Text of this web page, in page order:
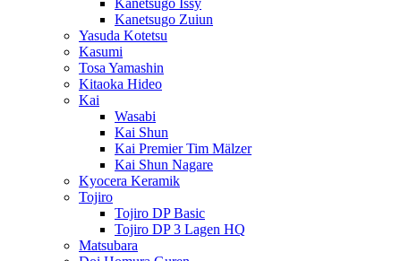
Kanetsugo Issy
Kanetsugo Zuiun
Yasuda Kotetsu
Kasumi
Tosa Yamashin
Kitaoka Hideo
Kai
Wasabi
Kai Shun
Kai Premier Tim Mälzer
Kai Shun Nagare
Kyocera Keramik
Tojiro
Tojiro DP Basic
Tojiro DP 3 Lagen HQ
Matsubara